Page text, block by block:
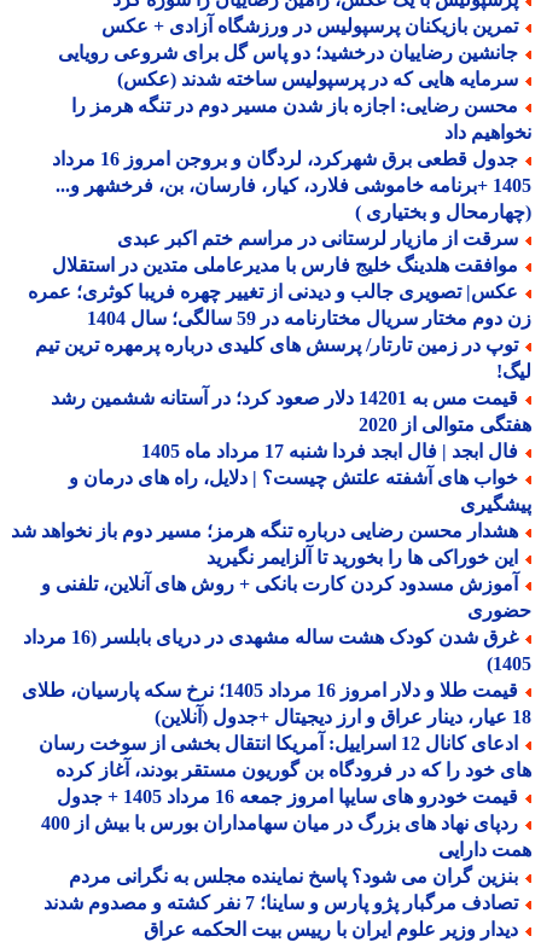
بازیکنان پرسپولیس در ورزشگاه آزادی + عکس
رضاییان درخشید؛ دو پاس گل برای شروعی رویایی
هایی که در پرسپولیس ساخته شدند (عکس)
رضایی: اجازه باز شدن مسیر دوم در تنگه هرمز را
داد
جدول قطعی برق شهرکرد، لردگان و بروجن امروز 16 مرداد
1405 +برنامه خاموشی فلارد، کیار، فارسان، بن، فرخشهر و...
و بختیاری )
از مازیار لرستانی در مراسم ختم اکبر عبدی
هلدینگ خلیج فارس با مدیرعاملی متدین در استقلال
تصویری جالب و دیدنی از تغییر چهره فریبا کوثری؛ عمره
مختار سریال مختارنامه در 59 سالگی؛ سال 1404
در زمین تارتار/ پرسش های کلیدی درباره پرمهره ترین تیم
قیمت مس به 14201 دلار صعود کرد؛ در آستانه ششمین رشد
متوالی از 2020
ابجد | فال ابجد فردا شنبه 17 مرداد ماه 1405
های آشفته علتش چیست؟ | دلایل، راه های درمان و
محسن رضایی درباره تنگه هرمز؛ مسیر دوم باز نخواهد شد
خوراکی ها را بخورید تا آلزایمر نگیرید
مسدود کردن کارت بانکی + روش های آنلاین، تلفنی و
غرق شدن کودک هشت ساله مشهدی در دریای بابلسر (16 مرداد
قیمت طلا و دلار امروز 16 مرداد 1405؛ نرخ سکه پارسیان، طلای
ادعای کانال 12 اسراییل: آمریکا انتقال بخشی از سوخت رسان
خود را که در فرودگاه بن گوریون مستقر بودند، آغاز کرده
خودرو های سایپا امروز جمعه 16 مرداد 1405 + جدول
ردپای نهاد های بزرگ در میان سهامداران بورس با بیش از 400
دارایی
گران می شود؟ پاسخ نماینده مجلس به نگرانی مردم
مرگبار پژو پارس و ساینا؛ 7 نفر کشته و مصدوم شدند
وزیر علوم ایران با رییس بیت الحکمه عراق